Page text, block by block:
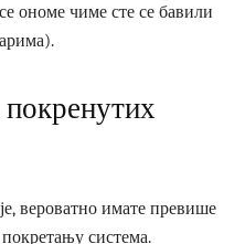
ономе чиме сте се бавили
вероватно имате превише
система.